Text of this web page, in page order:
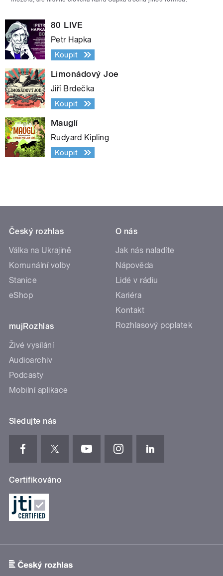
80 LIVE
Petr Hapka
Koupit
Limonádový Joe
Jiří Brdečka
Koupit
Mauglí
Rudyard Kipling
Koupit
Český rozhlas
Válka na Ukrajině
Komunální volby
Stanice
eShop
mujRozhlas
Živé vysílání
Audioarchiv
Podcasty
Mobilní aplikace
O nás
Jak nás naladíte
Nápověda
Lidé v rádiu
Kariéra
Kontakt
Rozhlasový poplatek
Sledujte nás
Certifikováno